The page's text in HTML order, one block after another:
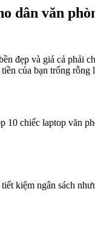
dân văn
đẹp và giá cả phải
của bạn trống
10 chiếc laptop văn
kiệm ngân sách